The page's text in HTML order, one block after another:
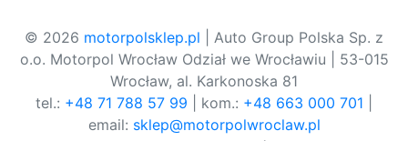
© 2026 motorpolsklep.pl | Auto Group Polska Sp. z
o.o. Motorpol Wrocław Odział we Wrocławiu | 53-015
Wrocław, al. Karkonoska 81
tel.: +48 71 788 57 99 | kom.: +48 663 000 701
email: sklep@motorpolwroclaw.pl